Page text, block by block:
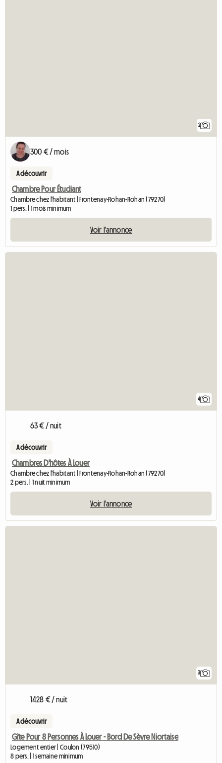
2
300 € / mois
A découvrir
Chambre Pour Étudiant
Chambre chez l'habitant | Frontenay-Rohan-Rohan (79270)
1 pers. | 1 mois minimum
Voir l'annonce
4
63 € / nuit
A découvrir
Chambres D'hôtes À Louer
Chambre chez l'habitant | Frontenay-Rohan-Rohan (79270)
2 pers. | 1 nuit minimum
Voir l'annonce
3
1428 € / nuit
A découvrir
Gîte Pour 8 Personnes À Louer - Bord De Sèvre Niortaise
Logement entier | Coulon (79510)
8 pers. | 1 semaine minimum